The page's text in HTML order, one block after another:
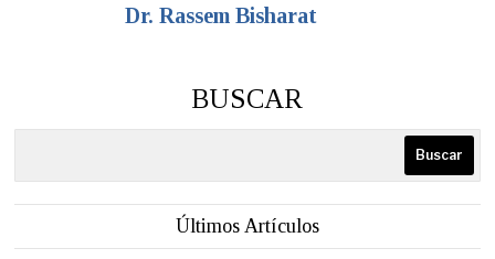
Dr. Rassem Bisharat
BUSCAR
Buscar
Últimos Artículos